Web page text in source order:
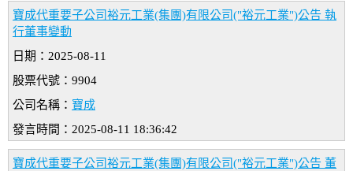
寶成代重要子公司裕元工業(集團)有限公司("裕元工業")公告 執
行董事變動
日期：2025-08-11
股票代號：9904
公司名稱： 寶成
發言時間：2025-08-11 18:36:42
寶成代重要子公司裕元工業(集團)有限公司("裕元工業")公告 董